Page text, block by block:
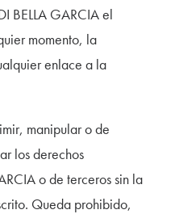
BELLA GARCIA el
momento, la
enlace a la
manipular o de
los derechos
o de terceros sin la
Queda prohibido,